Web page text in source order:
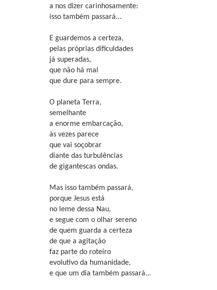
a nos dizer carinhosamente:
isso também passará...
E guardemos a certeza,
pelas próprias dificuldades
já superadas,
que não há mal
que dure para sempre.
O planeta Terra,
semelhante
a enorme embarcação,
às vezes parece
que vai soçobrar
diante das turbulências
de gigantescas ondas.
Mas isso também passará,
porque Jesus está
no leme dessa Nau,
e segue com o olhar sereno
de quem guarda a certeza
de que a agitação
faz parte do roteiro
evolutivo da humanidade,
e que um dia também passará...